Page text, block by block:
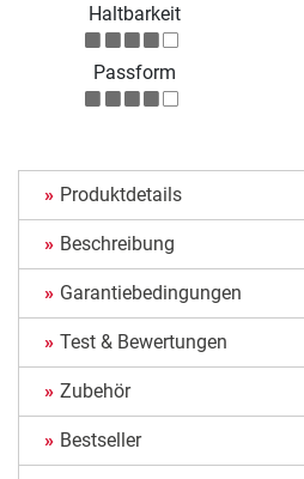
Haltbarkeit
Passform
Produktdetails
Beschreibung
Garantiebedingungen
Test & Bewertungen
Zubehör
Bestseller